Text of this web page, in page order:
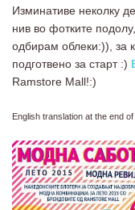
Изминативе неколку
нив во фотките
одбирам облеки:)), за
подготвено за старт :)
Ramstore Mall!:)
English translation at the end of